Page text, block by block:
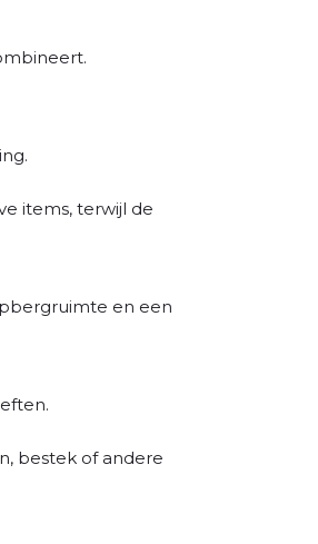
items, terwijl de
en een
bestek of andere